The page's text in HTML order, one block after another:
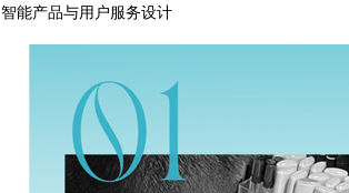
智能产品与用户服务设计